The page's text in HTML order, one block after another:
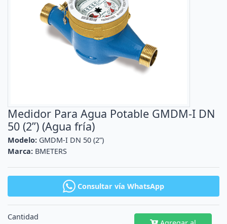
Medidor Para Agua Potable GMDM-I DN
50 (2”) (Agua fría)
Modelo: GMDM-I DN 50 (2”)
Marca: BMETERS
Consultar vía WhatsApp
Cantidad